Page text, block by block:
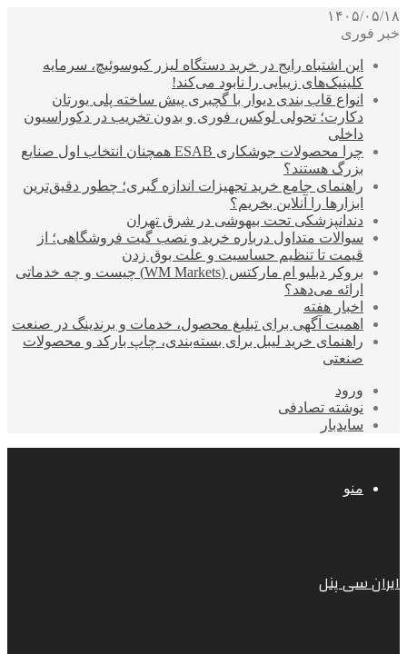
۱۴۰۵/۰۵/۱۸
خبر فوری
این اشتباه رایج در خرید دستگاه لیزر کیوسوئیچ، سرمایه
کلینیک‌های زیبایی را نابود می‌کند!
انواع قاب بندی دیوار با گچبری پیش ساخته پلی یورتان
دکارت؛ تحولی لوکس، فوری و بدون تخریب در دکوراسیون
داخلی
چرا محصولات جوشکاری ESAB همچنان انتخاب اول صنایع
بزرگ هستند؟
راهنمای جامع خرید تجهیزات اندازه گیری؛ چطور دقیق‌ترین
ابزارها را آنلاین بخریم؟
دندانپزشکی تحت بیهوشی در شرق تهران
سوالات متداول درباره خرید و نصب گیت فروشگاهی؛ از
قیمت تا تنظیم حساسیت و علت بوق زدن
بروکر دبلیو ام مارکتس (WM Markets) چیست و چه خدماتی
ارائه می‌دهد؟
اخبار هفته
اهمیت آگهی برای تبلیغ محصول، خدمات و برندینگ در صنعت
راهنمای خرید لیبل برای بسته‌بندی، چاپ بارکد و محصولات
صنعتی
ورود
نوشته تصادفی
سایدبار
منو
ایران سی پنل